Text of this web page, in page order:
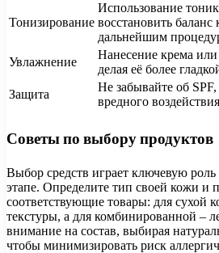
Тонизирование
Использование
восстановить
дальнейшим
Увлажнение
Нанесение крема
делая её более
Защита
Не забывайте об
вредного
Советы по выбору продуктов
Выбор средств играет ключевую
этапе. Определите тип своей кожи и
соответствующие товары: для сухой
текстуры, а для комбинированной –
внимание на состав, выбирая
чтобы минимизировать риск